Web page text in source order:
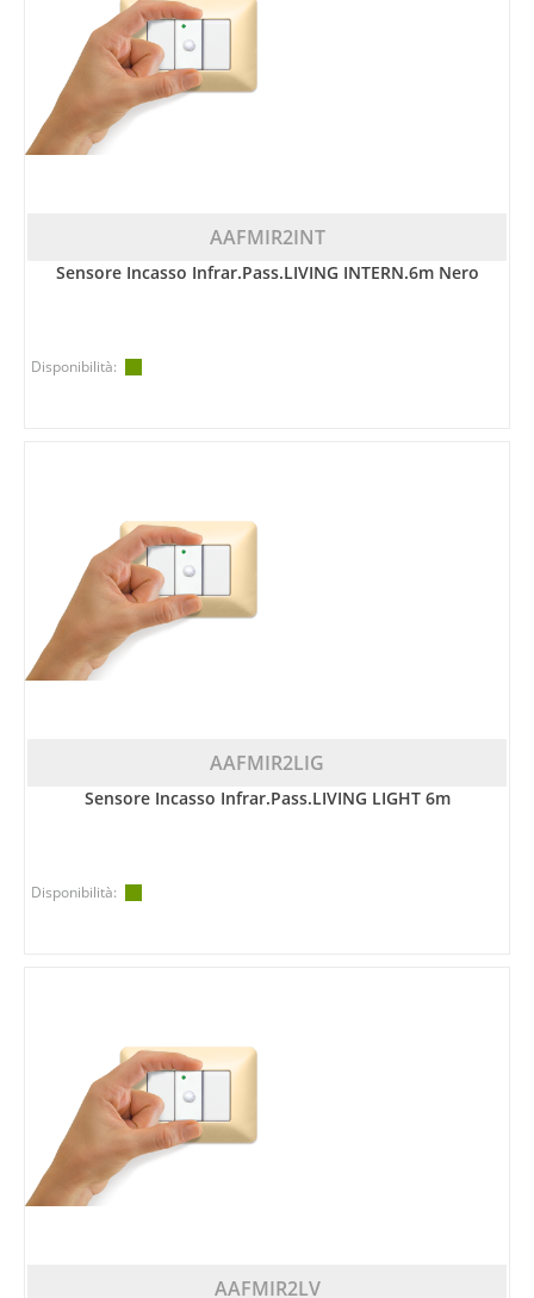
AAFMIR2INT
Sensore Incasso Infrar.pass.LIVING INTERN.6m Nero
Disponibilità:
AAFMIR2LIG
Sensore Incasso Infrar.pass.LIVING LIGHT 6m
Disponibilità:
AAFMIR2LV